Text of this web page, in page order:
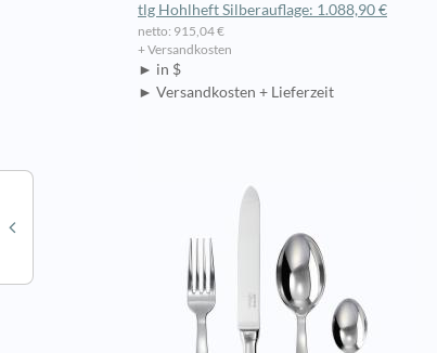
tlg Hohlheft Silberauflage: 1.088,90 €
netto: 915,04 €
+ Versandkosten
► in $
► Versandkosten + Lieferzeit